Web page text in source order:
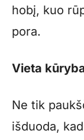
hobį, kuo
pora.
Vieta
Ne tik
išduoda,